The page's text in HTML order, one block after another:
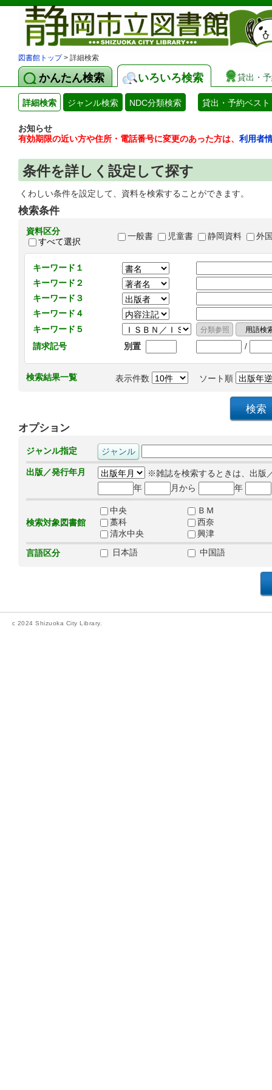
図書館トップ> 詳細検索
かんたん検索 いろいろ検索 貸出・
詳細検索 ジャンル検索 NDC分類検索 貸出・予約ベスト
お知らせ
有効期限の近い方や住所・電話番号に変更のあった方は、 利用者
条件を詳しく設定して探す
くわしい条件を設定して、資料を検索することができます。
検索条件
資料区分
すべて選択
一般書 児童書 静岡資料 外
キーワード１
キーワード２
キーワード３
キーワード４
キーワード５
請求記号
別置 /
検索結果一覧 表示件数 ソート順
オプション
ジャンル指定
出版／発行年月
※雑誌を検索するときは、出版
年
月から 年
検索対象図書館
中央
ＢＭ
藁科
西奈
清水中央
興津
言語区分
日本語 中国語
c 2024 Shizuoka City Library.